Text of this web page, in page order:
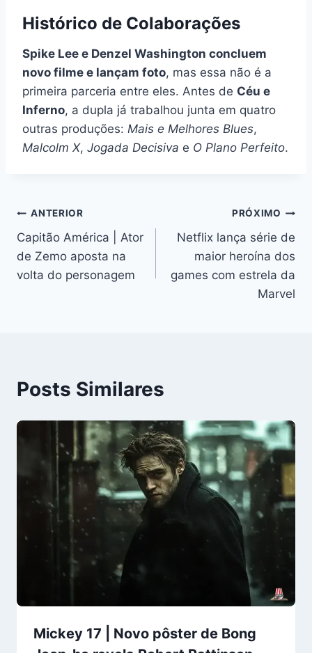
Histórico de Colaborações
Spike Lee e Denzel Washington concluem
novo filme e lançam foto, mas essa não é a
primeira parceria entre eles. Antes de Céu e
Inferno, a dupla já trabalhou junta em quatro
outras produções: Mais e Melhores Blues,
Malcolm X, Jogada Decisiva e O Plano Perfeito.
Navegação
de
Post
ANTERIOR
Capitão América | Ator
de Zemo aposta na
volta do personagem
PRÓXIMO
Netflix lança série de
maior heroína dos
games com estrela da
Marvel
Posts Similares
Mickey 17 | Novo pôster de Bong